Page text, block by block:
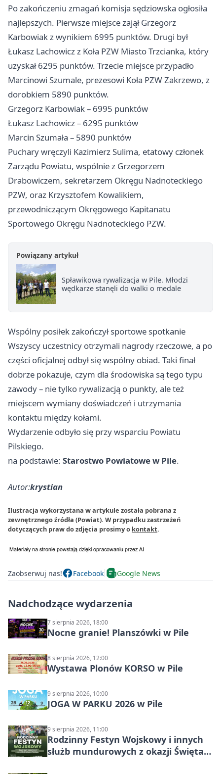
Po zakończeniu zmagań komisja sędziowska ogłosiła
najlepszych. Pierwsze miejsce zajął Grzegorz
Karbowiak z wynikiem 6995 punktów. Drugi był
Łukasz Lachowicz z Koła PZW Miasto Trzcianka, który
uzyskał 6295 punktów. Trzecie miejsce przypadło
Marcinowi Szumale, prezesowi Koła PZW Zakrzewo, z
dorobkiem 5890 punktów.
Grzegorz Karbowiak – 6995 punktów
Łukasz Lachowicz – 6295 punktów
Marcin Szumała – 5890 punktów
Puchary wręczyli Kazimierz Sulima, etatowy członek
Zarządu Powiatu, wspólnie z Grzegorzem
Drabowiczem, sekretarzem Okręgu Nadnoteckiego
PZW, oraz Krzysztofem Kowalikiem,
przewodniczącym Okręgowego Kapitanatu
Sportowego Okręgu Nadnoteckiego PZW.
Powiązany artykuł
Spławikowa rywalizacja w Pile. Młodzi
wędkarze stanęli do walki o medale
Wspólny posiłek zakończył sportowe spotkanie
Wszyscy uczestnicy otrzymali nagrody rzeczowe, a po
części oficjalnej odbył się wspólny obiad. Taki finał
dobrze pokazuje, czym dla środowiska są tego typu
zawody – nie tylko rywalizacją o punkty, ale też
miejscem wymiany doświadczeń i utrzymania
kontaktu między kołami.
Wydarzenie odbyło się przy wsparciu Powiatu
Pilskiego.
na podstawie: Starostwo Powiatowe w Pile.
Autor:krystian
Ilustracja wykorzystana w artykule została pobrana z
zewnętrznego źródła (Powiat). W przypadku zastrzeżeń
dotyczących praw do zdjęcia prosimy o kontakt.
Zaobserwuj nas! Facebook Google News
Nadchodzące wydarzenia
7 sierpnia 2026, 18:00
Nocne granie! Planszówki w Pile
8 sierpnia 2026, 12:00
Wystawa Plonów KORSO w Pile
9 sierpnia 2026, 10:00
JOGA W PARKU 2026 w Pile
9 sierpnia 2026, 11:00
Rodzinny Festyn Wojskowy i innych
służb mundurowych z okazji Święta